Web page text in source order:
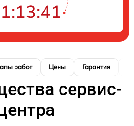
работ Цены Гарантия
сервис-